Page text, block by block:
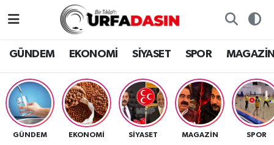
GÜNDEM EKONOMİ SİYASET SPOR
GÜNDEM EKONOMİ SİYASET MAGAZİN SPOR
EKONOMİ
SİYASET
SPOR
Gizlilik ve Güvenlik Politikası
İletişim
Nöbetçi Eczaneler
Hava Durumu
Namaz Vakitleri
Trafik Durumu